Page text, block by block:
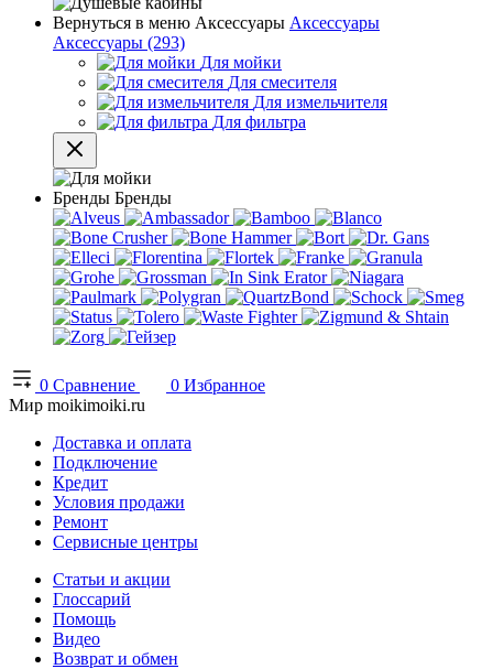
Вернуться в меню Аксессуары Аксессуары
Аксессуары (293)
Для мойки
Для смесителя
Для измельчителя
Для фильтра
Бренды Бренды
0 Сравнение 0 Избранное
Мир moikimoiki.ru
Доставка и оплата
Подключение
Кредит
Условия продажи
Ремонт
Сервисные центры
Статьи и акции
Глоссарий
Помощь
Видео
Возврат и обмен